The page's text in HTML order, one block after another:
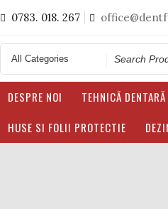
to 0783. 018. 267
Search
for
DESPRE NOI TEHNICĂ DENTARĂ
HUSE SI FOLII PROTECTIE